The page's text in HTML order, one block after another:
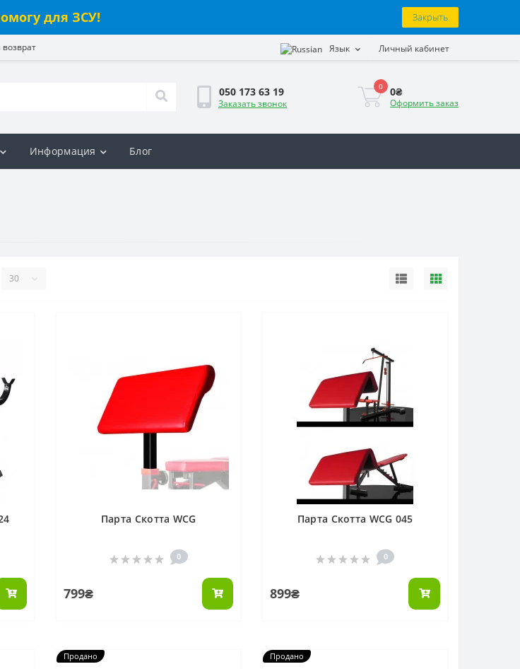
для ЗСУ! Закрыть
Язык Личный кабинет
050 173 63 19
Заказать звонок
0 0₴
Оформить заказ
Информация Блог
Парта Скотта WCG
0
799₴
Парта Скотта WCG 045
0
899₴
Продано Продано